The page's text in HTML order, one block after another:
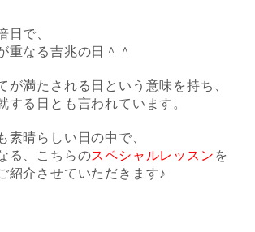
日で、
重なる吉兆の日＾＾
が満たされる日という意味を持ち、
する日とも言われています。
素晴らしい日の中で、
る、こちらのスペシャルレッスン を
紹介させていただきます♪